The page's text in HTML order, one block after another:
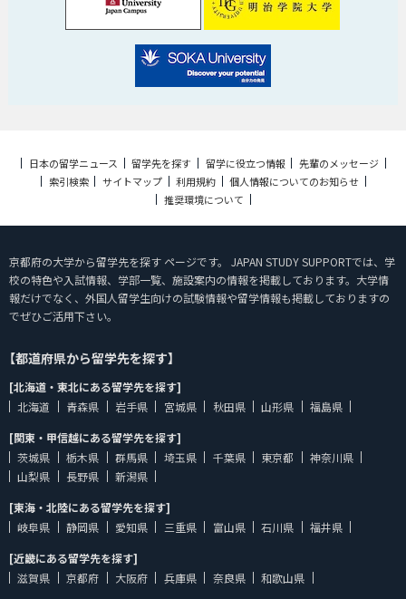
日本の留学ニュース 留学先を探す 留学に役立つ情報
先輩のメッセージ
索引検索
サイトマップ 利用規約
個人情報についてのお知らせ
推奨環境について
京都府の大学から留学先を探す ページです。 JAPAN STUDY SUPPORTでは、学
校の特色や入試情報、学部一覧、施設案内の情報を掲載しております。大学情
報だけでなく、外国人留学生向けの試験情報や留学情報も掲載しておりますの
でぜひご活用下さい。
【都道府県から留学先を探す】
[北海道・東北にある留学先を探す]
北海道
青森県 岩手県 宮城県 秋田県 山形県
福島県
[関東・甲信越にある留学先を探す]
茨城県
栃木県 群馬県 埼玉県 千葉県 東京都
神奈川県
山梨県
長野県
新潟県
[東海・北陸にある留学先を探す]
岐阜県
静岡県 愛知県 三重県 富山県 石川県
福井県
[近畿にある留学先を探す]
滋賀県
京都府 大阪府 兵庫県 奈良県
和歌山県